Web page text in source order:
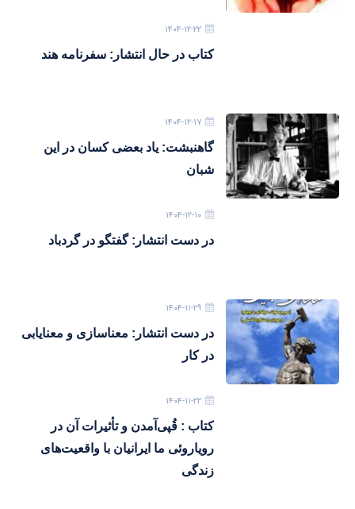
۱۴۰۴-۱۲-۲۲
کتاب در حال انتشار: سفرنامه هند
۱۴۰۴-۱۲-۱۷
گاهنبشت: یاد بعضی کسان در این
شبان
۱۴۰۴-۱۲-۱۰
در دست انتشار: گفتگو در گردباد
۱۴۰۴-۱۱-۲۹
در دست انتشار: معناسازی و معنایابی
در کار
۱۴۰۴-۱۱-۲۲
کتاب : قُپی‌آمدن و تأثیرات آن در
رویاروئی ما ایرانیان با واقعیت‌های
زندگی